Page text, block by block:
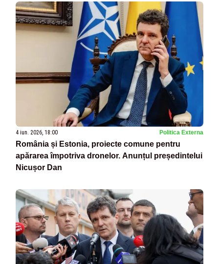
4 iun. 2026, 18:00 Politica Externa
România și Estonia, proiecte comune pentru
apărarea împotriva dronelor. Anunțul președintelui
Nicușor Dan